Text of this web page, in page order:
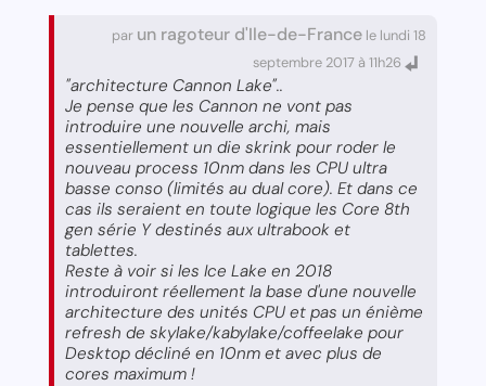
par un ragoteur d'Ile-de-France le lundi 18
septembre 2017 à 11h26
"architecture Cannon Lake"..
Je pense que les Cannon ne vont pas
introduire une nouvelle archi, mais
essentiellement un die skrink pour roder le
nouveau process 10nm dans les CPU ultra
basse conso (limités au dual core). Et dans ce
cas ils seraient en toute logique les Core 8th
gen série Y destinés aux ultrabook et
tablettes.
Reste à voir si les Ice Lake en 2018
introduiront réellement la base d'une nouvelle
architecture des unités CPU et pas un énième
refresh de skylake/kabylake/coffeelake pour
Desktop décliné en 10nm et avec plus de
cores maximum !